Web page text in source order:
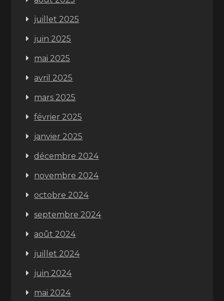
juillet 2025
juin 2025
mai 2025
avril 2025
mars 2025
février 2025
janvier 2025
décembre 2024
novembre 2024
octobre 2024
septembre 2024
août 2024
juillet 2024
juin 2024
mai 2024